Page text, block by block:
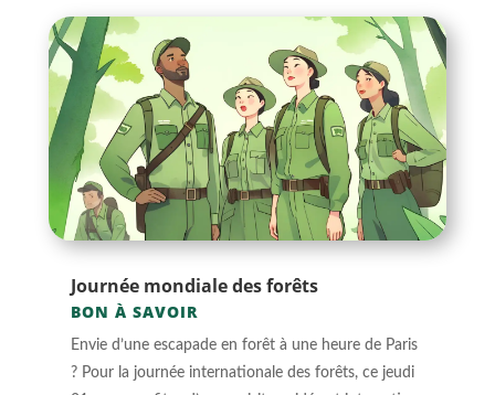
Journée mondiale des forêts
BON À SAVOIR
Envie d’une escapade en forêt à une heure de Paris
? Pour la journée internationale des forêts, ce jeudi